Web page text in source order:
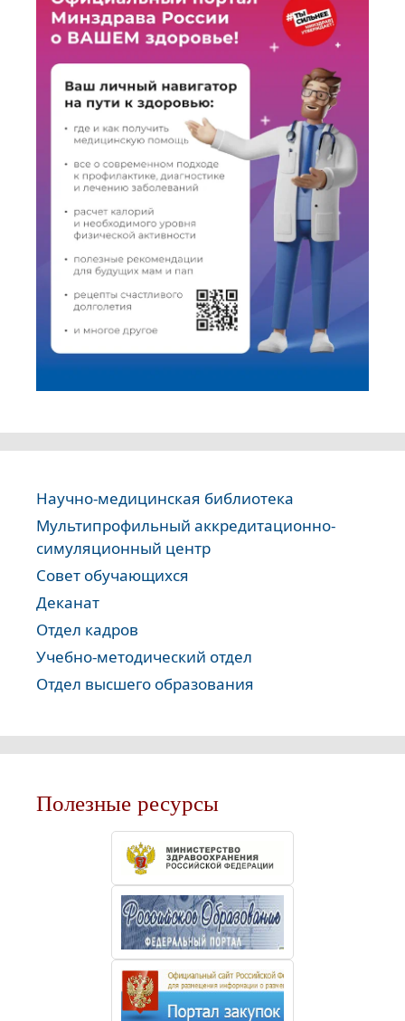
Научно-медицинская библиотека
Мультипрофильный аккредитационно-
симуляционный центр
Совет обучающихся
Деканат
Отдел кадров
Учебно-методический отдел
Отдел высшего образования
Полезные ресурсы